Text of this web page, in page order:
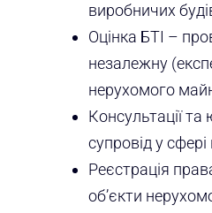
виробничих
Оцінка БТІ –
незалежну
нерухомого
Консультації
супровід у
Реєстрація
об’єкти